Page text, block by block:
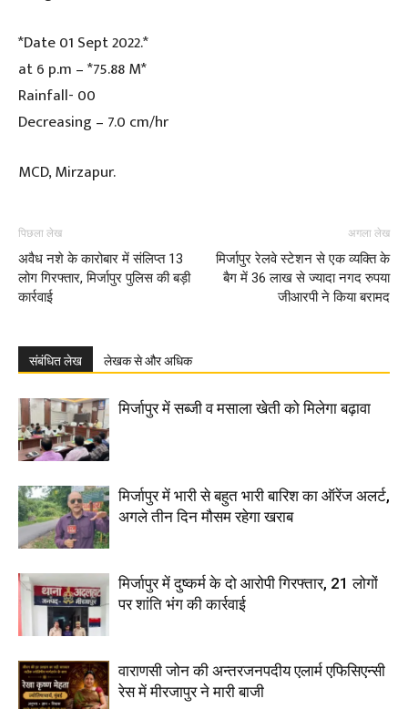
*Date 01 Sept 2022.*
at 6 p.m – *75.88 M*
Rainfall- 00
Decreasing – 7.0 cm/hr
MCD, Mirzapur.
पिछला लेख
अवैध नशे के कारोबार में संलिप्त 13
लोग गिरफ्तार, मिर्जापुर पुलिस की बड़ी
कार्रवाई
अगला लेख
मिर्जापुर रेलवे स्टेशन से एक व्यक्ति के
बैग में 36 लाख से ज्यादा नगद रुपया
जीआरपी ने किया बरामद
संबंधित लेख लेखक से और अधिक
मिर्जापुर में सब्जी व मसाला खेती को मिलेगा बढ़ावा
मिर्जापुर में भारी से बहुत भारी बारिश का ऑरेंज अलर्ट,
अगले तीन दिन मौसम रहेगा खराब
मिर्जापुर में दुष्कर्म के दो आरोपी गिरफ्तार, 21 लोगों
पर शांति भंग की कार्रवाई
वाराणसी जोन की अन्तरजनपदीय एलार्म एफिसिएन्सी
रेस में मीरजापुर ने मारी बाजी